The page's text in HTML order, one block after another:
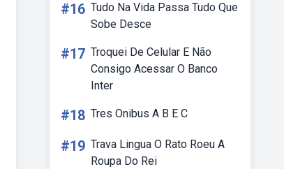
#16 Tudo Na Vida Passa Tudo Que
Sobe Desce
#17 Troquei De Celular E Não
Consigo Acessar O Banco
Inter
#18 Tres Onibus A B E C
#19 Trava Lingua O Rato Roeu A
Roupa Do Rei